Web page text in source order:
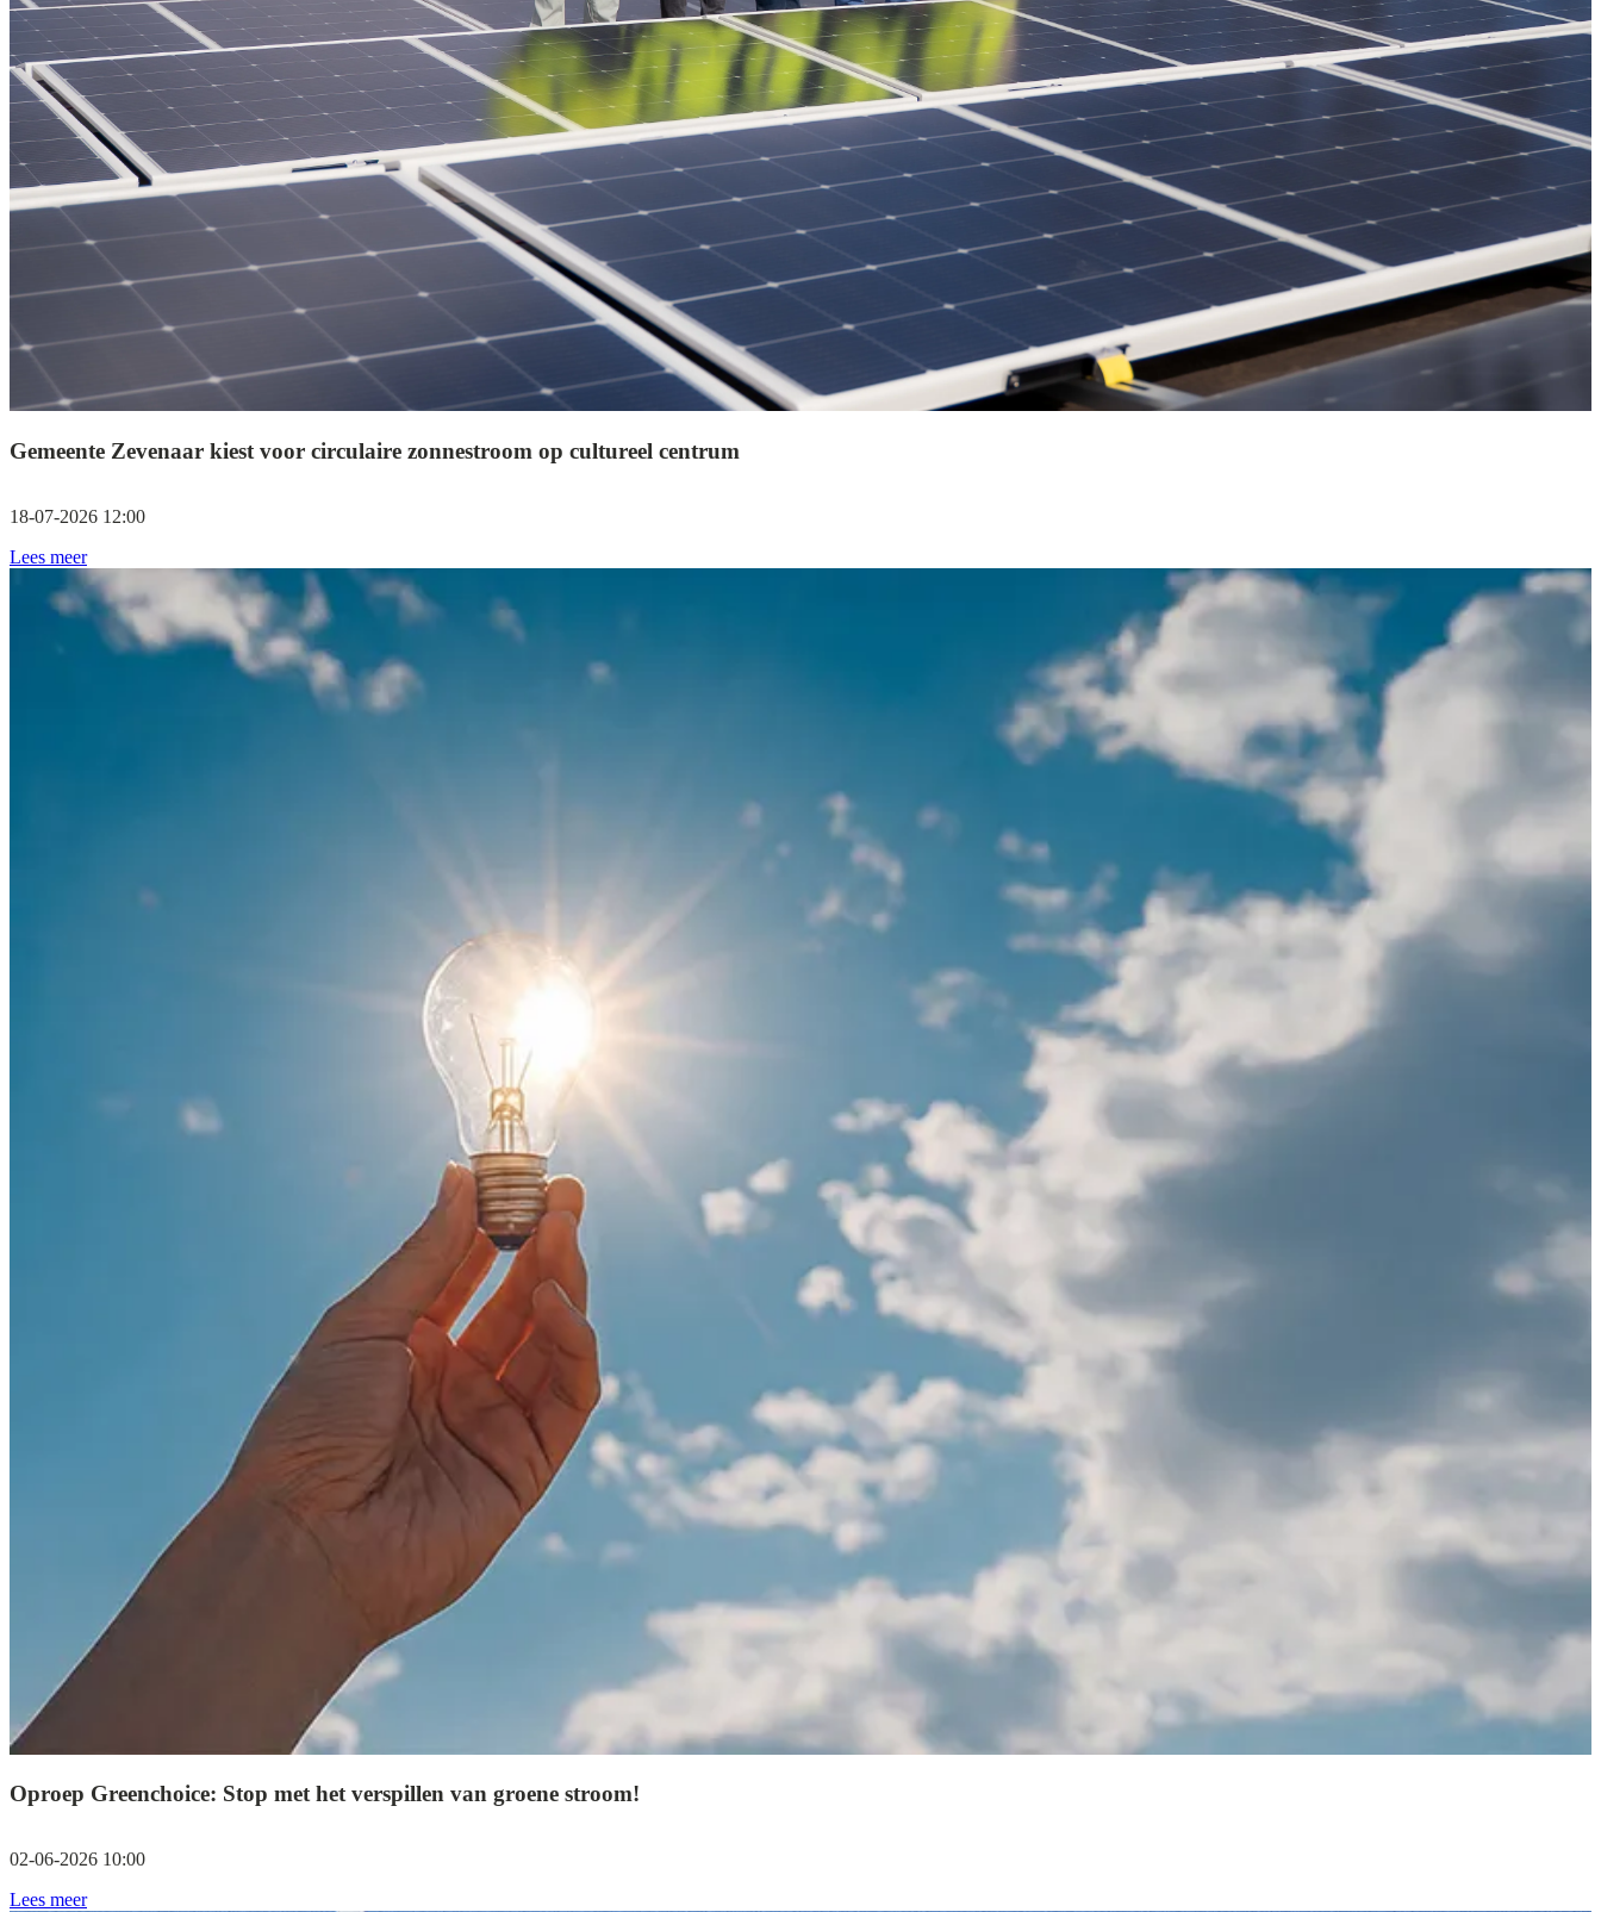
Gemeente Zevenaar kiest voor circulaire zonnestroom op cultureel centrum
18-07-2026 12:00
Lees meer
Oproep Greenchoice: Stop met het verspillen van groene stroom!
02-06-2026 10:00
Lees meer